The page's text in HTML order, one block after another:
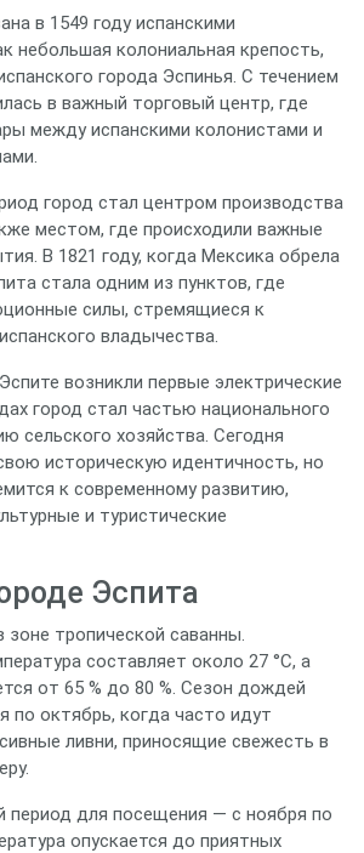
в 1549 году испанскими
небольшая колониальная крепость,
города Эспинья. С течением
в важный торговый центр, где
между испанскими колонистами и
город стал центром производства
местом, где происходили важные
В 1821 году, когда Мексика обрела
стала одним из пунктов, где
силы, стремящиеся к
владычества.
возникли первые электрические
город стал частью национального
сельского хозяйства. Сегодня
историческую идентичность, но
к современному развитию,
и туристические
Эспита
зоне тропической саванны.
составляет около 27 °C, а
от 65 % до 80 %. Сезон дождей
по октябрь, когда часто идут
ливни, приносящие свежесть в
для посещения — с ноября по
опускается до приятных